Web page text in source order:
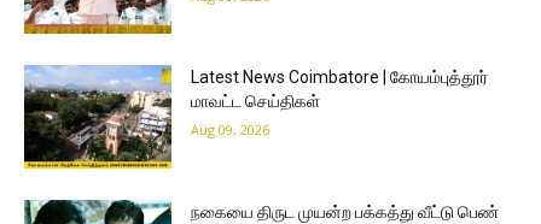
Latest News Coimbatore | கோயம்புத்தூர்
மாவட்ட செய்திகள்
Aug 09, 2026
நகையை திருட முயன்ற பக்கத்து வீட்டு பெண்